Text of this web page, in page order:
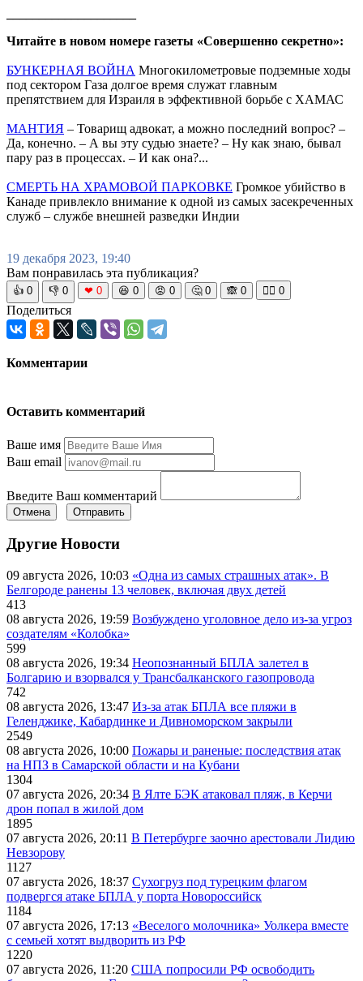
Читайте в новом номере газеты «Совершенно секретно»:
БУНКЕРНАЯ ВОЙНА Многокилометровые подземные ходы
под сектором Газа долгое время служат главным
препятствием для Израиля в эффективной борьбе с ХАМАС
МАНТИЯ – Товарищ адвокат, а можно последний вопрос? –
Да, конечно. – А вы эту судью знаете? – Ну как знаю, бывал
пару раз в процессах. – И как она?...
СМЕРТЬ НА ХРАМОВОЙ ПАРКОВКЕ Громкое убийство в
Канаде привлекло внимание к одной из самых засекреченных
служб – службе внешней разведки Индии
19 декабря 2023, 19:40
Вам понравилась эта публикация?
👍 0 👎 0 ❤ 0 😆 0 😡 0 🤔 0 🙈 0 🧘‍♀️ 0
Поделиться
Комментарии
Оставить комментарий
Ваше имя
Ваш email
Введите Ваш комментарий
Отмена Отправить
Другие Новости
09 августа 2026, 10:03 «Одна из самых страшных атак». В
Белгороде ранены 13 человек, включая двух детей
413
08 августа 2026, 19:59 Возбуждено уголовное дело из-за угроз
создателям «Колобка»
599
08 августа 2026, 19:34 Неопознанный БПЛА залетел в
Болгарию и взорвался у Трансбалканского газопровода
742
08 августа 2026, 13:47 Из-за атак БПЛА все пляжи в
Геленджике, Кабардинке и Дивноморском закрыли
2549
08 августа 2026, 10:00 Пожары и раненые: последствия атак
на НПЗ в Самарской области и на Кубани
1304
07 августа 2026, 20:34 В Ялте БЭК атаковал пляж, в Керчи
дрон попал в жилой дом
1895
07 августа 2026, 20:11 В Петербурге заочно арестовали Лидию
Невзорову
1127
07 августа 2026, 18:37 Сухогруз под турецким флагом
подвергся атаке БПЛА у порта Новороссийск
1184
07 августа 2026, 17:13 «Веселого молочника» Уолкера вместе
с семьей хотят выдворить из РФ
1220
07 августа 2026, 11:20 США попросили РФ освободить